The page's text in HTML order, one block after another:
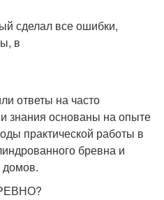
сделал все ошибки,
в
ответы на часто
знания основаны на опыте
практической работы в
бревна и
домов.